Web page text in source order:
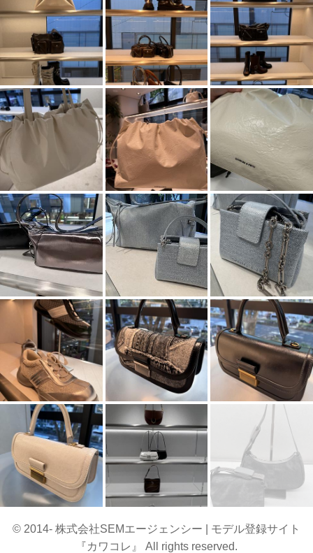
© 2014- 株式会社SEMエージェンシー | モデル登録サイト
『カワコレ』 All rights reserved.